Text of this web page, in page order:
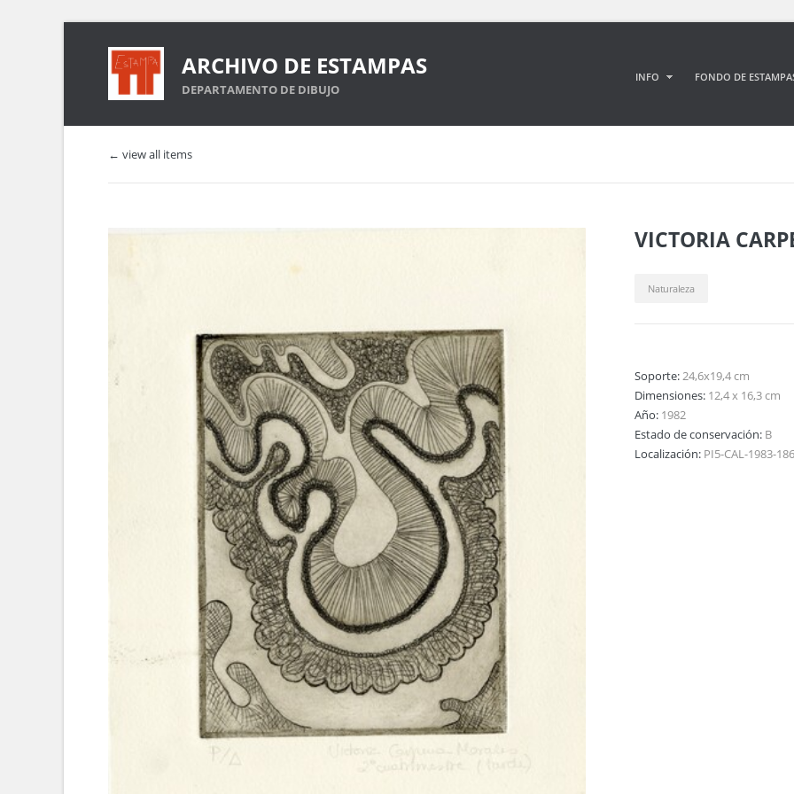
ARCHIVO DE ESTAMPAS
DEPARTAMENTO DE DIBUJO
INFO FONDO DE
← view all items
VICTORIA
Naturaleza
Soporte:24,6x19,4 cm
Dimensiones: 12,4 x 16,3 cm
Año: 1982
Estado de conservación: B
Localización: PI5-CAL-1983-186